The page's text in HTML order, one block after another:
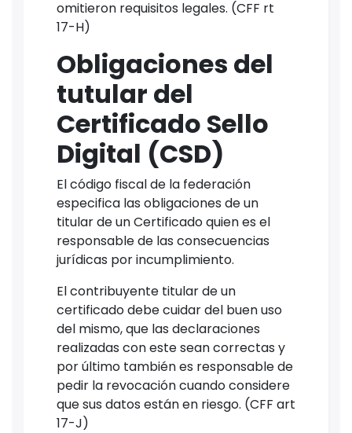
omitieron requisitos legales. (CFF rt
17-H)
Obligaciones del
tutular del
Certificado Sello
Digital (CSD)
El código fiscal de la federación
especifica las obligaciones de un
titular de un Certificado quien es el
responsable de las consecuencias
jurídicas por incumplimiento.
El contribuyente titular de un
certificado debe cuidar del buen uso
del mismo, que las declaraciones
realizadas con este sean correctas y
por último también es responsable de
pedir la revocación cuando considere
que sus datos están en riesgo. (CFF art
17-J)